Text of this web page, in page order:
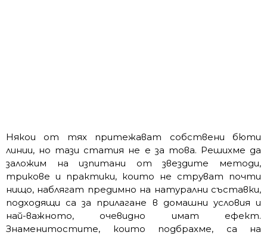
Някои от тях притежават собствени бюти
линии, но тази статия не е за това. Решихме да
заложим на изпитани от звездите методи,
трикове и практики, които не струват почти
нищо, наблягат предимно на натурални съставки,
подходящи са за прилагане в домашни условия и
най-важното, очевидно имат ефект.
Знаменитостите, които подбрахме, са на